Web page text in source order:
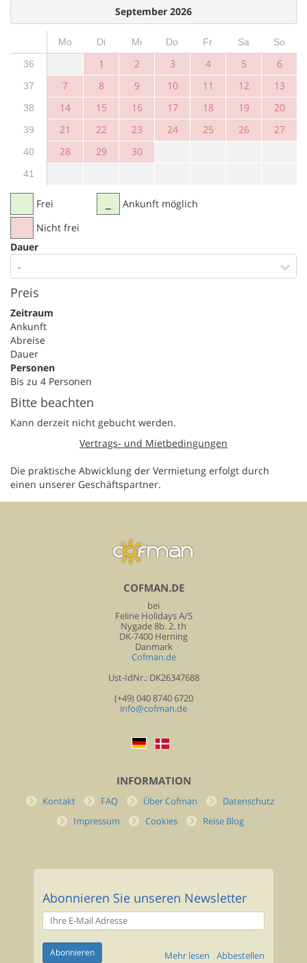
September 2026
Mo Di Mi Do Fr Sa
So
36
1 2 3 4 5 6
37 7 8 9 10 11 12 13
38 14 15 16 17 18 19 20
39 21 22 23 24 25 26 27
40 28 29 30
41
Frei
Nicht frei
Ankunft möglich
Dauer
-
Preis
Zeitraum
Ankunft
Abreise
Dauer
Personen
Bis zu 4 Personen
Bitte beachten
Kann derzeit nicht gebucht werden.
Vertrags- und Mietbedingungen
Die praktische Abwicklung der Vermietung erfolgt durch
einen unserer Geschäftspartner.
COFMAN.DE
bei
Feline Holidays A/S
Nygade 8b. 2. th
DK-7400 Herning
Danmark
Cofman.de
Ust-IdNr.: DK26347688
(+49) 040 8740 6720
info@cofman.de
INFORMATION
Kontakt FAQ Über Cofman
Datenschutz
Impressum
Cookies Reise Blog
Abonnieren Sie unseren Newsletter
Abbestellen
Mehr lesen